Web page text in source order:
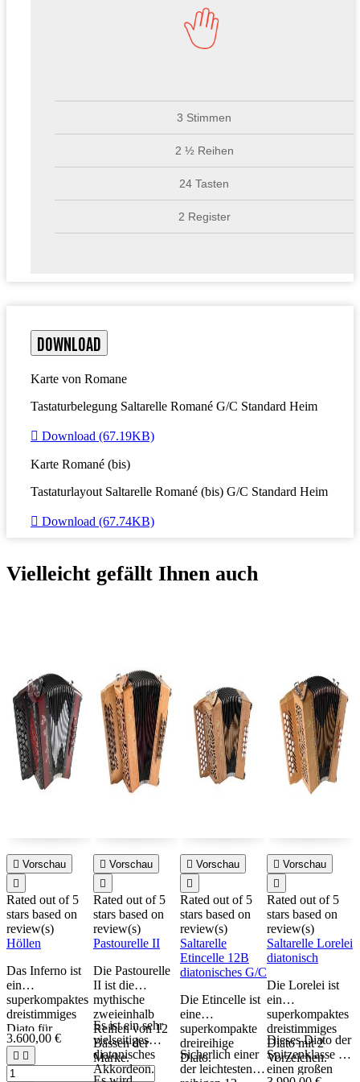
3 Stimmen
2 ½ Reihen
24 Tasten
2 Register
DOWNLOAD
Karte von Romane
Tastaturbelegung Saltarelle Romané G/C Standard Heim
 Download (67.19KB)
Karte Romané (bis)
Tastaturlayout Saltarelle Romané (bis) G/C Standard Heim
 Download (67.74KB)
Vielleicht gefällt Ihnen auch
 Vorschau

Rated out of 5
stars based on
review(s)
Höllen
Das Inferno ist
ein
superkompaktes
dreistimmiges
Diato für
Musiker, die es
wagen, anders
zu sein.
3.600,00 €
 
 Vorschau

Rated out of 5
stars based on
review(s)
Pastourelle II
Die Pastourelle
II ist die
mythische
zweieinhalb
Reihen von 12
Bässen der
Marke.
Es ist ein sehr
vielseitiges
diatonisches
Akkordeon.
 Vorschau

Rated out of 5
stars based on
review(s)
Saltarelle
Etincelle 12B
diatonisches G/C
Die Etincelle ist
eine
superkompakte
dreireihige
Diato.
Sicherlich einer
der leichtesten 3-
 Vorschau

Rated out of 5
stars based on
review(s)
Saltarelle Lorelei
diatonisch
Die Lorelei ist
ein
superkompaktes
dreistimmiges
Diato mit 2
Vorzeichen.
Dieses Diato der
Spitzenklasse hat
einen großen